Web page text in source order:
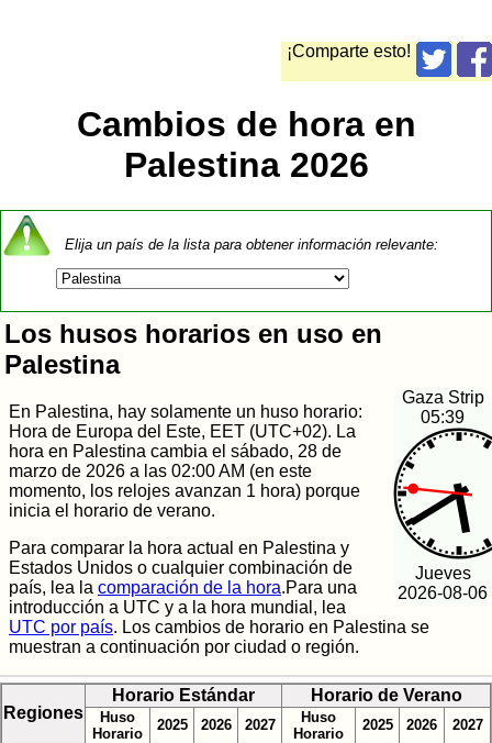
¡Comparte esto!
Cambios de hora en
Palestina 2026
Elija un país de la lista para obtener información relevante:
Los husos horarios en uso en
Palestina
Gaza Strip
05:39
Jueves
2026-08-06
En Palestina, hay solamente un huso horario:
Hora de Europa del Este, EET (UTC+02). La
hora en Palestina cambia el sábado, 28 de
marzo de 2026 a las 02:00 AM (en este
momento, los relojes avanzan 1 hora) porque
inicia el horario de verano.
Para comparar la hora actual en Palestina y
Estados Unidos o cualquier combinación de
país, lea la comparación de la hora.Para una
introducción a UTC y a la hora mundial, lea
UTC por país. Los cambios de horario en Palestina se
muestran a continuación por ciudad o región.
Regiones
Horario Estándar Horario de Verano
Huso
Horario
2025 2026 2027
Huso
Horario
2025 2026 2027